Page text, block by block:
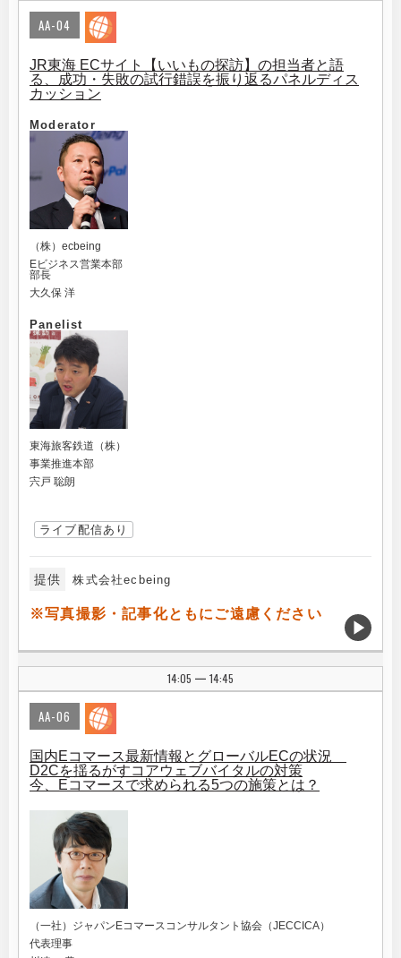
AA-04
JR東海 ECサイト【いいもの探訪】の担当者と語
る、成功・失敗の試行錯誤を振り返るパネルディス
カッション
Moderator
（株）ecbeing
Eビジネス営業本部
部長
大久保 洋
Panelist
東海旅客鉄道（株）
事業推進本部
宍戸 聡朗
ライブ配信あり
提供 株式会社ecbeing
※写真撮影・記事化ともにご遠慮ください
14:05 | 14:45
AA-06
国内Eコマース最新情報とグローバルECの状況
D2Cを揺るがすコアウェブバイタルの対策
今、Eコマースで求められる5つの施策とは？
（一社）ジャパンEコマースコンサルタント協会（JECCICA）
代表理事